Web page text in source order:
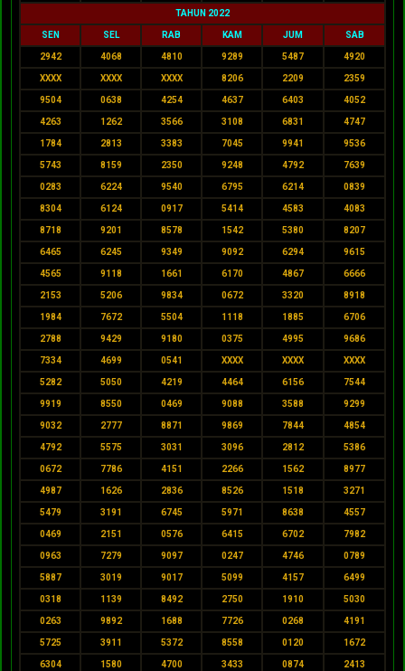
TAHUN 2022
SEN SEL RAB KAM JUM SAB
2942 4068 4810 9289 5487 4920
XXXX XXXX XXXX 8206 2209 2359
9504 0638 4254 4637 6403 4052
4263 1262 3566 3108 6831 4747
1784 2813 3383 7045 9941 9536
5743 8159 2350 9248 4792 7639
0283 6224 9540 6795 6214 0839
8304 6124 0917 5414 4583 4083
8718 9201 8578 1542 5380 8207
6465 6245 9349 9092 6294 9615
4565 9118 1661 6170 4867 6666
2153 5206 9834 0672 3320 8918
1984 7672 5504 1118 1885 6706
2788 9429 9180 0375 4995 9686
7334 4699 0541 XXXX XXXX XXXX
5282 5050 4219 4464 6156 7544
9919 8550 0469 9088 3588 9299
9032 2777 8871 9869 7844 4854
4792 5575 3031 3096 2812 5386
0672 7786 4151 2266 1562 8977
4987 1626 2836 8526 1518 3271
5479 3191 6745 5971 8638 4557
0469 2151 0576 6415 6702 7982
0963 7279 9097 0247 4746 0789
5887 3019 9017 5099 4157 6499
0318 1139 8492 2750 1910 5030
0263 9892 1688 7726 0268 4191
5725 3911 5372 8558 0120 1672
6304 1580 4700 3433 0874 2413